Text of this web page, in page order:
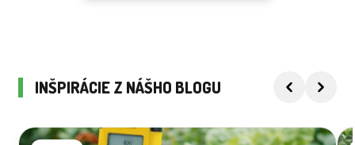
INŠPIRÁCIE Z NÁŠHO BLOGU